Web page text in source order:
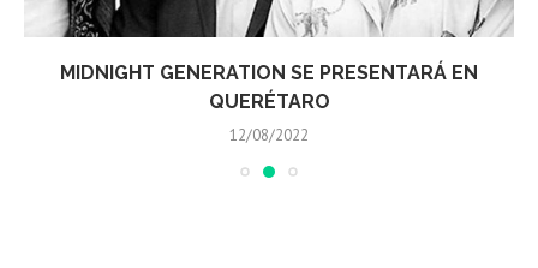
MIDNIGHT GENERATION SE PRESENTARÁ EN
QUERÉTARO
12/08/2022